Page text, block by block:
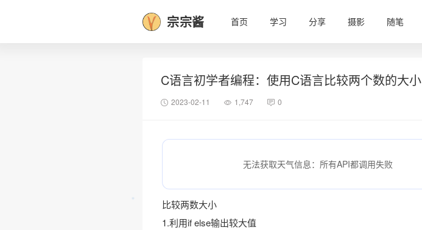
❆
宗宗酱 首页 学习 分享 摄影 随笔
C语言初学者编程：使用C语言比较两个数的大小
2023-02-11 1,747 0
无法获取天气信息：所有API都调用失败
比较两数大小
1.利用if else输出较大值